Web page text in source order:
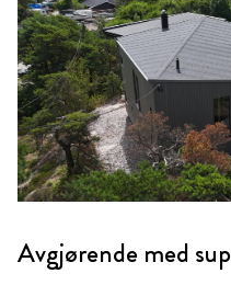
Avgjørende med